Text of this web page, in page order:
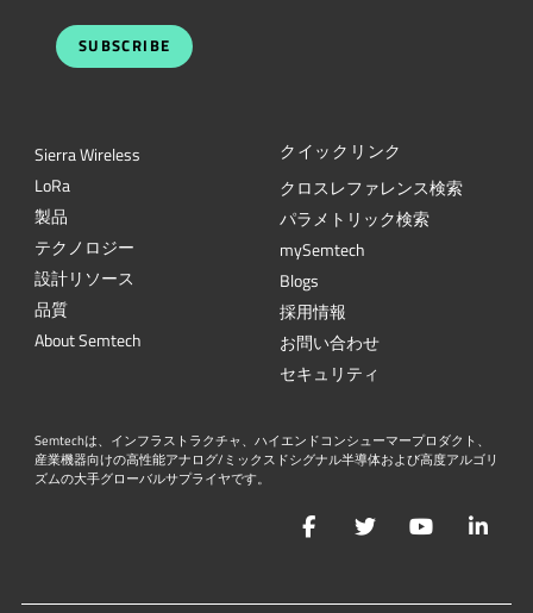
SUBSCRIBE
Sierra Wireless
LoRa
製品
テクノロジー
設計リソース
品質
About Semtech
クイックリンク
クロスレファレンス検索
パラメトリック検索
mySemtech
Blogs
採用情報
お問い合わせ
セキュリティ
Semtechは、インフラストラクチャ、ハイエンドコンシューマープロダクト、
産業機器向けの高性能アナログ/ミックスドシグナル半導体および高度アルゴリ
ズムの大手グローバルサプライヤです。
FacebookTwitterYouTube